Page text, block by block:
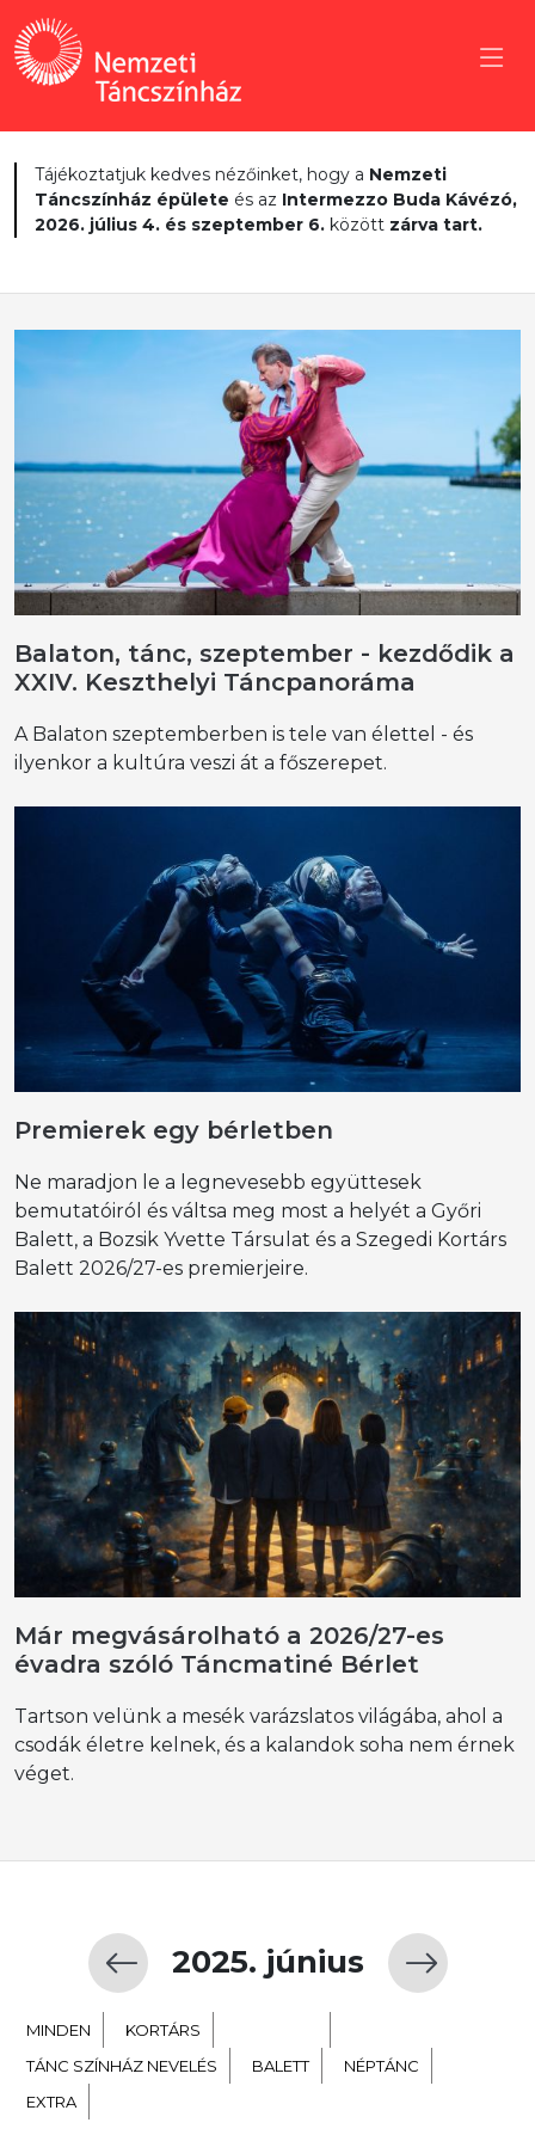
Tájékoztatjuk kedves nézőinket, hogy a Nemzeti
Táncszínház épülete és az Intermezzo Buda Kávézó,
2026. július 4. és szeptember 6. között zárva tart.
Balaton, tánc, szeptember - kezdődik a
XXIV. Keszthelyi Táncpanoráma
A Balaton szeptemberben is tele van élettel - és
ilyenkor a kultúra veszi át a főszerepet.
Premierek egy bérletben
Ne maradjon le a legnevesebb együttesek
bemutatóiról és váltsa meg most a helyét a Győri
Balett, a Bozsik Yvette Társulat és a Szegedi Kortárs
Balett 2026/27-es premierjeire.
Már megvásárolható a 2026/27-es
évadra szóló Táncmatiné Bérlet
Tartson velünk a mesék varázslatos világába, ahol a
csodák életre kelnek, és a kalandok soha nem érnek
véget.
2025. június
MINDEN KORTÁRS
TÁNC SZÍNHÁZ NEVELÉS
BALETT
NÉPTÁNC
EXTRA